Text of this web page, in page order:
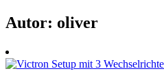
Autor: oliver